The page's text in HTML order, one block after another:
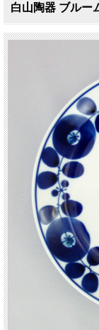
白山陶器 ブルー